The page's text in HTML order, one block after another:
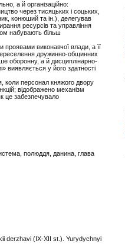
а й організаційно:
через тисяцьких і соцьких,
конюший та ін.), делегував
ресурсів та управління
набувають більш
проявами виконавчої влади, а її
дружинно-общинних
оборонну, а й дисциплінарно-
виявляється у його здатності
коли персонал княжого двору
відображено механізм
це забезпечувало
полюддя, данина, глава
derzhavi (IX-XII st.). Yurydychnyi